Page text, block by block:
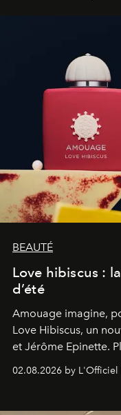
BEAUTÉ
Love hibiscus :
d’été
Amouage imagine,
Love Hibiscus, un
et Jérôme Epinette.
02.08.2026 by L'Officiel